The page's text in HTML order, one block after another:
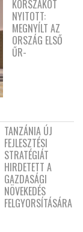
KORSZAKOT
NYITOTT:
MEGNYÍLT AZ
ORSZÁG ELSŐ
ŰR-
TANZÁNIA ÚJ
FEJLESZTÉSI
STRATÉGIÁT
HIRDETETT A
GAZDASÁGI
NÖVEKEDÉS
FELGYORSÍTÁSÁRA